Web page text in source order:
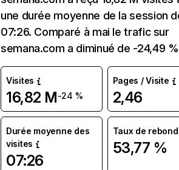
une durée moyenne de la session
07:26. Comparé à mai le trafic sur
semana.com a diminué de -24,49
Visites
16,82 M-24 %
Pages / Visite
2,46
Durée moyenne des
visites
07:26
Taux de rebond
53,77 %